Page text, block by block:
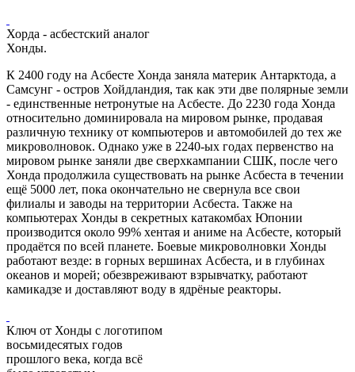
Хорда - асбестский аналог
Хонды.
К 2400 году на Асбесте Хонда заняла материк Антарктода, а
Самсунг - остров Хойдландия, так как эти две полярные земли
- единственные нетронутые на Асбесте. До 2230 года Хонда
относительно доминировала на мировом рынке, продавая
различную технику от компьютеров и автомобилей до тех же
микроволновок. Однако уже в 2240-ых годах первенство на
мировом рынке заняли две сверхкампании СШК, после чего
Хонда продолжила существовать на рынке Асбеста в течении
ещё 5000 лет, пока окончательно не свернула все свои
филиалы и заводы на территории Асбеста. Также на
компьютерах Хонды в секретных катакомбах Юпонии
производится около 99% хентая и аниме на Асбесте, который
продаётся по всей планете. Боевые микроволновки Хонды
работают везде: в горных вершинах Асбеста, и в глубинах
океанов и морей; обезвреживают взрывчатку, работают
камикадзе и доставляют воду в ядрёные реакторы.
Ключ от Хонды с логотипом
восьмидесятых годов
прошлого века, когда всё